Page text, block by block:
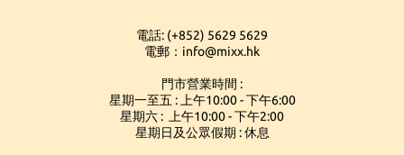
電話: (+852) 5629 5629
電郵：info@mixx.hk
門市營業時間 :
星期一至五 : 上午10:00 - 下午6:00
星期六 : 上午10:00 - 下午2:00
星期日及公眾假期 : 休息